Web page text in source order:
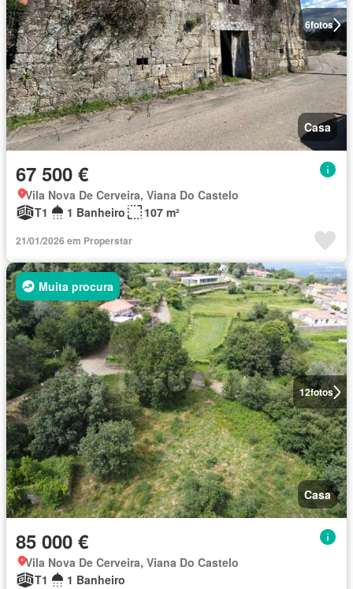
6fotos
Casa
67 500 €
Vila Nova De Cerveira, Viana Do Castelo
T1
1 Banheiro 107 m²
21/01/2026 em Properstar
12fotos
Muita procura
Casa
85 000 €
Vila Nova De Cerveira, Viana Do Castelo
T1
1 Banheiro